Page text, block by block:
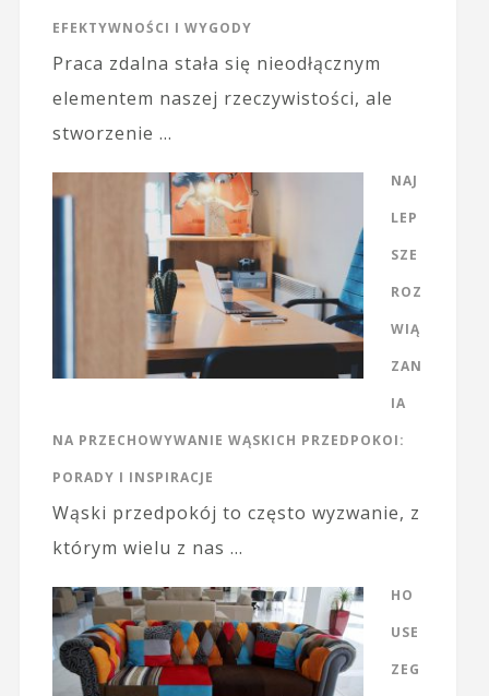
EFEKTYWNOŚCI I WYGODY
Praca zdalna stała się nieodłącznym
elementem naszej rzeczywistości, ale
stworzenie …
NAJ
LEP
SZE
ROZ
WIĄ
ZAN
IA
NA PRZECHOWYWANIE WĄSKICH PRZEDPOKOI:
PORADY I INSPIRACJE
Wąski przedpokój to często wyzwanie, z
którym wielu z nas …
HO
USE
ZEG